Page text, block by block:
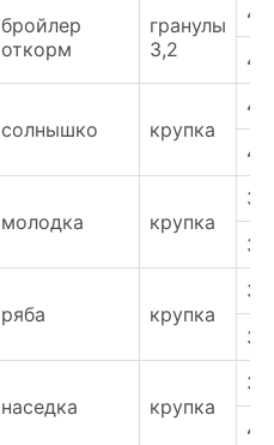
бройлер
откорм
гранулы
3,2
солнышко крупка
молодка крупка
ряба крупка
наседка крупка